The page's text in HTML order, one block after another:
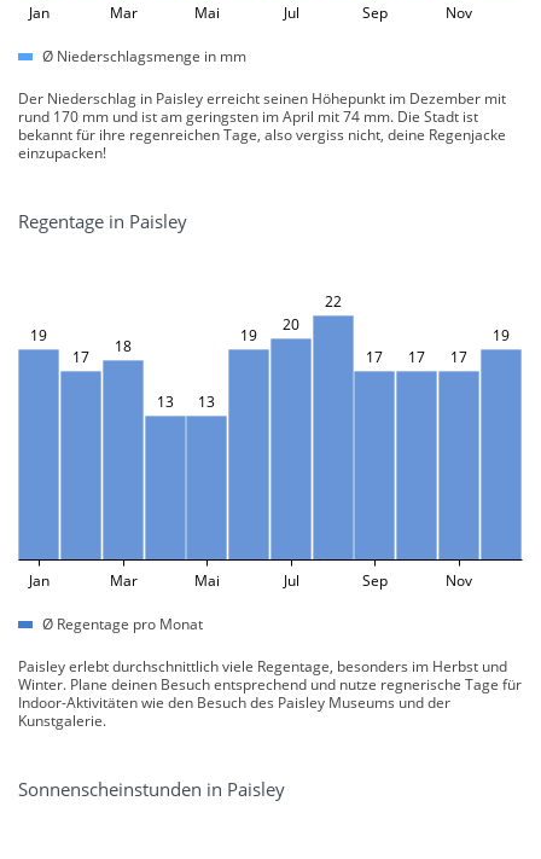
Jan Mar Mai Jul Sep Nov
Ø Niederschlagsmenge in mm
Der Niederschlag in Paisley erreicht seinen Höhepunkt im Dezember mit
rund 170 mm und ist am geringsten im April mit 74 mm. Die Stadt ist
bekannt für ihre regenreichen Tage, also vergiss nicht, deine Regenjacke
einzupacken!
Regentage in Paisley
19
17
18
13 13
19
20
22
17 17 17
19
Jan Mar Mai Jul Sep Nov
Ø Regentage pro Monat
Paisley erlebt durchschnittlich viele Regentage, besonders im Herbst und
Winter. Plane deinen Besuch entsprechend und nutze regnerische Tage für
Indoor-Aktivitäten wie den Besuch des Paisley Museums und der
Kunstgalerie.
Sonnenscheinstunden in Paisley